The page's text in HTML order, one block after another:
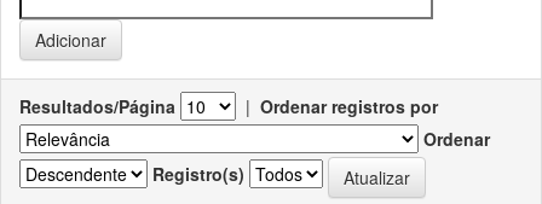
Resultados/Página | Ordenar registros por
Ordenar
Registro(s)